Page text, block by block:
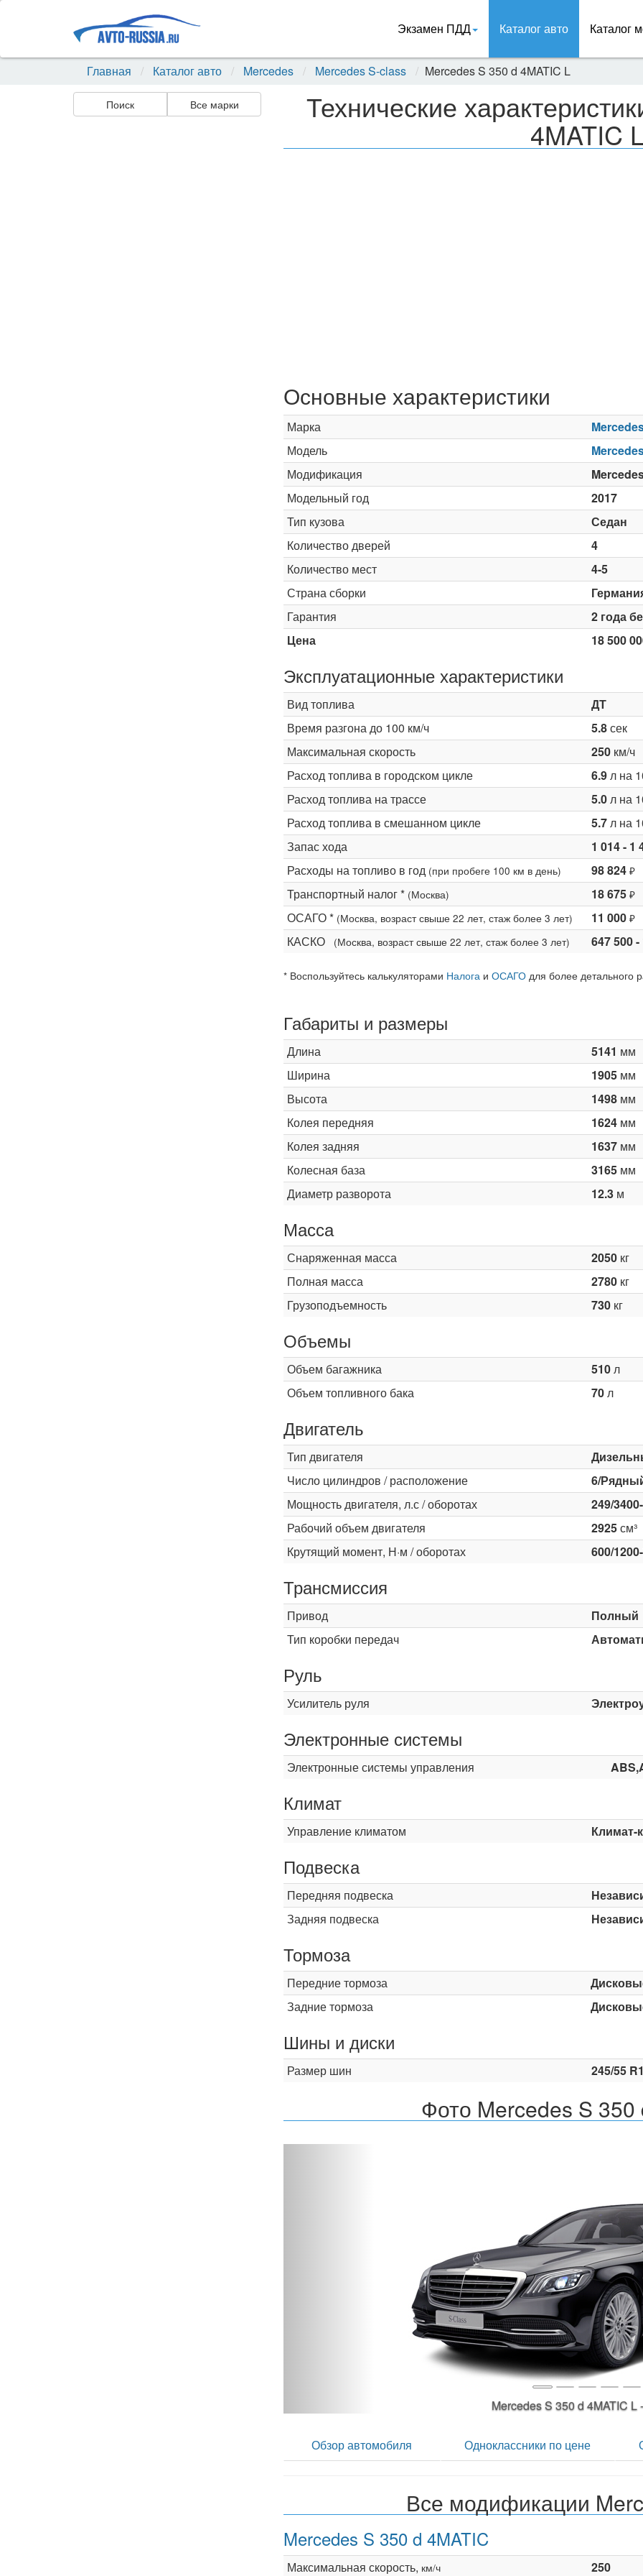
Экзамен ПДД Каталог авто Каталог
Главная Каталог авто Mercedes Mercedes S-class Mercedes S 350 d 4MATIC L
Поиск Все марки Технические
4MATIC
Основные характеристики
Марка
Модель
Модификация
Модельный год
2017
Тип кузова
Седан
Количество дверей
4
Количество мест
4-5
Страна сборки
Гарантия
2 года
Цена
18 500
Эксплуатационные характеристики
Вид топлива
ДТ
Время разгона до 100 км/ч
5.8сек
Максимальная скорость
250км/ч
Расход топлива в городском цикле
6.9л на
Расход топлива на трассе
5.0л на
Расход топлива в смешанном цикле
5.7л на
Запас хода
1 014 - 1
Расходы на топливо в год (при пробеге 100 км в день) 98 824 ₽
Транспортный налог * (Москва) 18 675 ₽
ОСАГО * (Москва, возраст свыше 22 лет, стаж более 3 лет) 11 000 ₽
КАСКО (Москва, возраст свыше 22 лет, стаж более 3 лет) 647 500
* Воспользуйтесь калькуляторами Налогаи ОСАГОдля более детального
Габариты и размеры
Длина 5141 мм
Ширина
1905мм
Высота
1498мм
Колея передняя
1624мм
Колея задняя
1637мм
Колесная база
3165мм
Диаметр разворота
12.3м
Масса
Снаряженная масса 2050кг
Полная масса
2780кг
Грузоподъемность
730кг
Объемы
Объем багажника 510л
Объем топливного бака
70л
Двигатель
Тип двигателя
Число цилиндров / расположение
6/
Мощность двигателя, л.с / оборотах
249/
Рабочий объем двигателя
2925см³
Крутящий момент, Н·м / оборотах
600/
Трансмиссия
Привод
Полный
Тип коробки передач
Руль
Усилитель руля
Электронные системы
Электронные системы управления
Климат
Управление климатом Климат-
Подвеска
Передняя подвеска
Задняя подвеска
Тормоза
Передние тормоза
Задние тормоза
Шины и диски
Размер шин 245/55
Фото Mercedes S 350
Mercedes S 350 d 4MATIC
Обзор автомобиля Одноклассники по цене
Все модификации
Mercedes S 350 d 4MATIC
Максимальная скорость, км/ч 250